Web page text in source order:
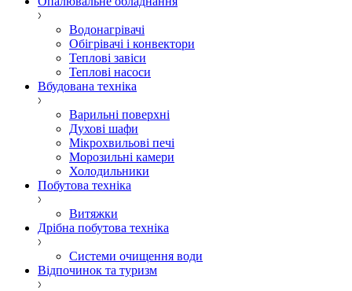
Водонагрівачі
Обігрівачі і конвектори
Теплові завіси
Теплові насоси
Вбудована техніка
Варильні поверхні
Духові шафи
Мікрохвильові печі
Морозильні камери
Холодильники
Побутова техніка
Витяжки
Дрібна побутова техніка
Системи очищення води
Відпочинок та туризм